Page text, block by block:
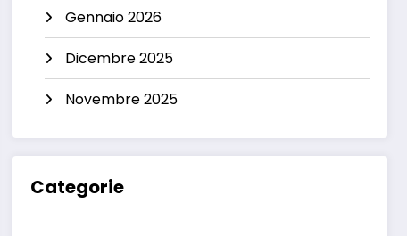
Gennaio 2026
Dicembre 2025
Novembre 2025
Categorie